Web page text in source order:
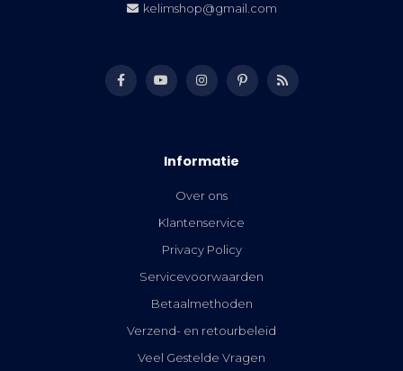
kelimshop@gmail.com
Informatie
Over ons
Klantenservice
Privacy Policy
Servicevoorwaarden
Betaalmethoden
Verzend- en retourbeleid
Veel Gestelde Vragen